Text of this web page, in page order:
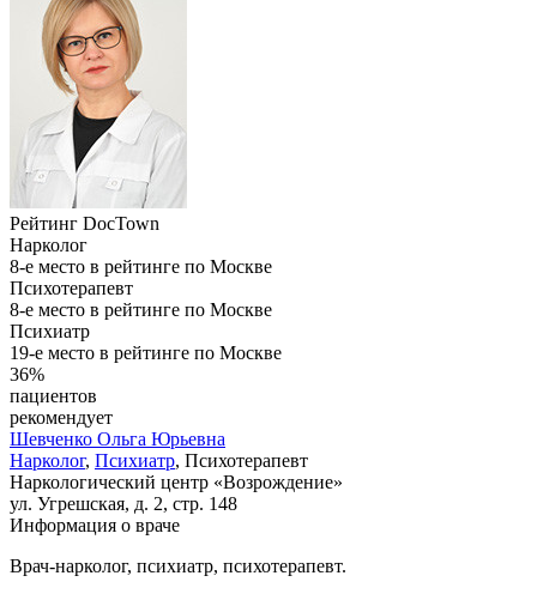
Рейтинг DocTown
Нарколог
8-е место в рейтинге по Москве
Психотерапевт
8-е место в рейтинге по Москве
Психиатр
19-е место в рейтинге по Москве
36%
пациентов
рекомендует
Шевченко Ольга Юрьевна
Нарколог, Психиатр, Психотерапевт
Наркологический центр «Возрождение»
ул. Угрешская, д. 2, стр. 148
Информация о враче
Врач-нарколог, психиатр, психотерапевт.